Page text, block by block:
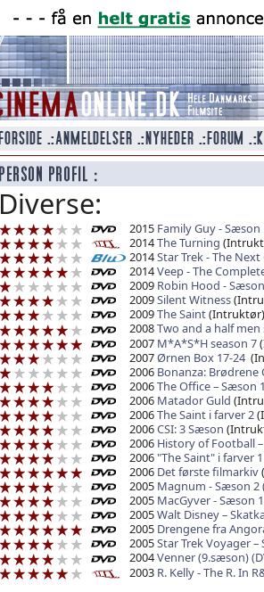
Diverse:
2015 Family Guy - Sæson
2014The Turning
2014Star Trek - The
2014Veep - The
2009 Robin Hood -
2009Silent Witness
2009The Saint(Intruktør)
2008Two and a half
2007 M*A*S*H season 7
2007Ørnen Box 17-24
2006 Bonanza: Brødrene
2006The Office – Sæson
2006 Matador Guld
2006The Saint i farver 2
2006CSI: 3 Sæson
2006 History of Football
2006"The Saint" i farver 1
2006 Det første filmarkiv
2005 Magnum - Sæson 2
2005 MacGyver - Sæson
2005Walt Disney –
2005 Drengene fra
2005Star Trek Voyager –
2004Venner (9.sæson)
2003 R. Kelly - The R. In